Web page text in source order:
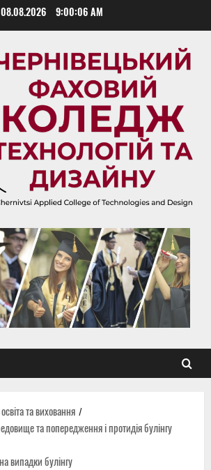
08.08.2026 9:00:06 AM
та виховання
та попередження і протидія булінгу
випадки булінгу